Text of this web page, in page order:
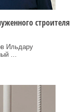
строителя
Ильдару
...